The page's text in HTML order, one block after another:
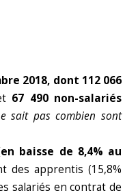
2018, dont 112 066
67 490 non-salariés
sait pas combien sont
baisse de 8,4% au
des apprentis (15,8%
salariés en contrat de